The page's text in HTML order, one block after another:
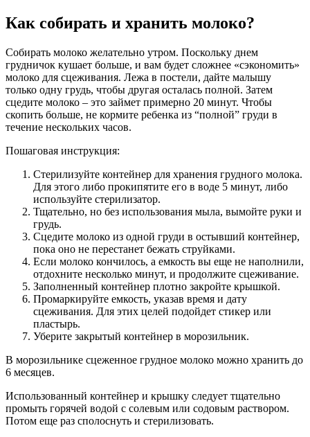
Как собирать и хранить молоко?
Собирать молоко желательно утром. Поскольку днем
грудничок кушает больше, и вам будет сложнее «сэкономить»
молоко для сцеживания. Лежа в постели, дайте малышу
только одну грудь, чтобы другая осталась полной. Затем
сцедите молоко – это займет примерно 20 минут. Чтобы
скопить больше, не кормите ребенка из “полной” груди в
течение нескольких часов.
Пошаговая инструкция:
Стерилизуйте контейнер для хранения грудного молока.
Для этого либо прокипятите его в воде 5 минут, либо
используйте стерилизатор.
Тщательно, но без использования мыла, вымойте руки и
грудь.
Сцедите молоко из одной груди в остывший контейнер,
пока оно не перестанет бежать струйками.
Если молоко кончилось, а емкость вы еще не наполнили,
отдохните несколько минут, и продолжите сцеживание.
Заполненный контейнер плотно закройте крышкой.
Промаркируйте емкость, указав время и дату
сцеживания. Для этих целей подойдет стикер или
пластырь.
Уберите закрытый контейнер в морозильник.
В морозильнике сцеженное грудное молоко можно хранить до
6 месяцев.
Использованный контейнер и крышку следует тщательно
промыть горячей водой с солевым или содовым раствором.
Потом еще раз сполоснуть и стерилизовать.